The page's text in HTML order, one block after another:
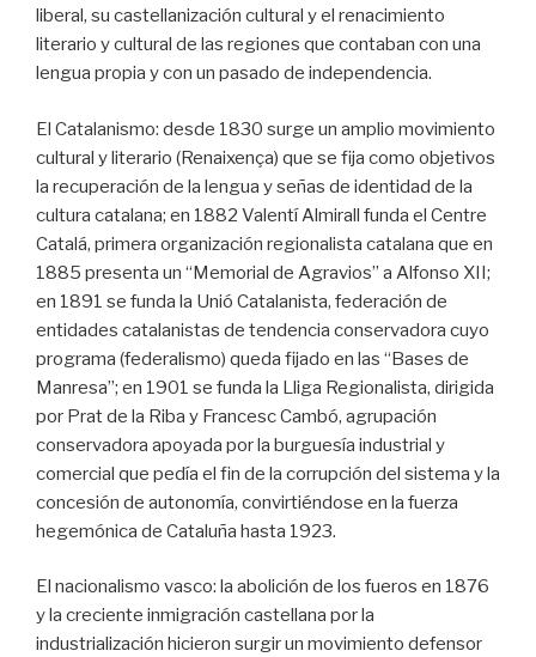
liberal, su castellanización cultural y el renacimiento
literario y cultural de las regiones que contaban con una
lengua propia y con un pasado de independencia.
El Catalanismo: desde 1830 surge un amplio movimiento
cultural y literario (Renaixença) que se fija como objetivos
la recuperación de la lengua y señas de identidad de la
cultura catalana; en 1882 Valentí Almirall funda el Centre
Catalá, primera organización regionalista catalana que en
1885 presenta un “Memorial de Agravios” a Alfonso XII;
en 1891 se funda la Unió Catalanista, federación de
entidades catalanistas de tendencia conservadora cuyo
programa (federalismo) queda fijado en las “Bases de
Manresa”; en 1901 se funda la Lliga Regionalista, dirigida
por Prat de la Riba y Francesc Cambó, agrupación
conservadora apoyada por la burguesía industrial y
comercial que pedía el fin de la corrupción del sistema y la
concesión de autonomía, convirtiéndose en la fuerza
hegemónica de Cataluña hasta 1923.
El nacionalismo vasco: la abolición de los fueros en 1876
y la creciente inmigración castellana por la
industrialización hicieron surgir un movimiento defensor